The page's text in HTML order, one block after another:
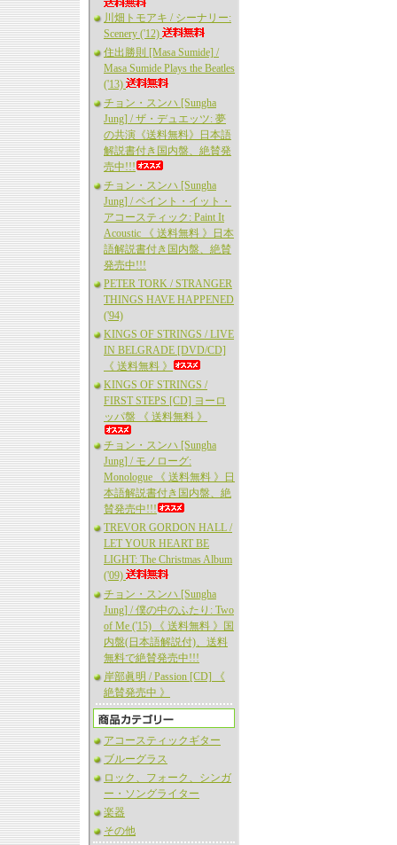
川畑トモアキ / シーナリー:
Scenery ('12)
住出勝則 [Masa Sumide] /
Masa Sumide Plays the Beatles
('13)
チョン・スンハ [Sungha
Jung] / ザ・デュエッツ: 夢
の共演《送料無料》日本語
解説書付き国内盤、絶賛発
売中!!!
チョン・スンハ [Sungha
Jung] / ペイント・イット・
アコースティック: Paint It
Acoustic 《 送料無料 》日本
語解説書付き国内盤、絶賛
発売中!!!
PETER TORK / STRANGER
THINGS HAVE HAPPENED
('94)
KINGS OF STRINGS / LIVE
IN BELGRADE [DVD/CD]
《 送料無料 》
KINGS OF STRINGS /
FIRST STEPS [CD] ヨーロ
ッパ盤 《 送料無料 》
チョン・スンハ [Sungha
Jung] / モノローグ:
Monologue 《 送料無料 》日
本語解説書付き国内盤、絶
賛発売中!!!
TREVOR GORDON HALL /
LET YOUR HEART BE
LIGHT: The Christmas Album
('09)
チョン・スンハ [Sungha
Jung] / 僕の中のふたり: Two
of Me ('15) 《 送料無料 》国
内盤(日本語解説付)、送料
無料で絶賛発売中!!!
岸部眞明 / Passion [CD] 《
絶賛発売中 》
アコースティックギター
ブルーグラス
ロック、フォーク、シンガ
ー・ソングライター
楽器
その他